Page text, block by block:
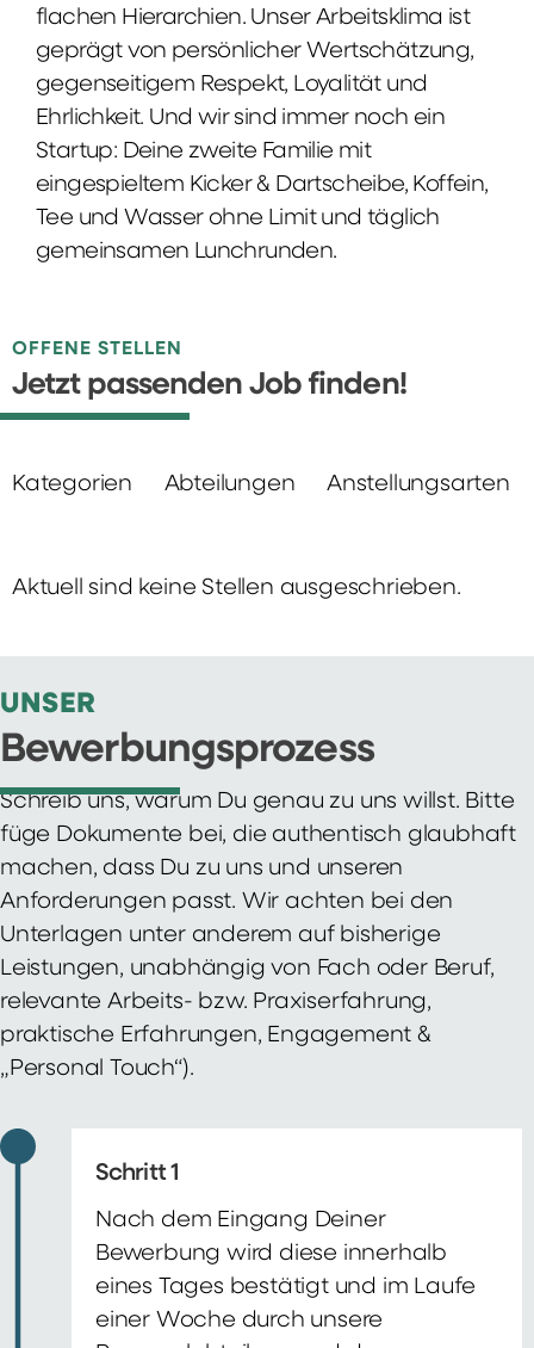
flachen Hierarchien. Unser Arbeitsklima ist
geprägt von persönlicher Wertschätzung,
gegenseitigem Respekt, Loyalität und
Ehrlichkeit. Und wir sind immer noch ein
Startup: Deine zweite Familie mit
eingespieltem Kicker & Dartscheibe, Koffein,
Tee und Wasser ohne Limit und täglich
gemeinsamen Lunchrunden.
OFFENE STELLEN
Jetzt passenden Job finden!
Kategorien Abteilungen Anstellungsarten
Aktuell sind keine Stellen ausgeschrieben.
UNSER
Bewerbungsprozess
Schreib uns, warum Du genau zu uns willst. Bitte
füge Dokumente bei, die authentisch glaubhaft
machen, dass Du zu uns und unseren
Anforderungen passt. Wir achten bei den
Unterlagen unter anderem auf bisherige
Leistungen, unabhängig von Fach oder Beruf,
relevante Arbeits- bzw. Praxiserfahrung,
praktische Erfahrungen, Engagement &
„Personal Touch“).
Schritt 1
Nach dem Eingang Deiner
Bewerbung wird diese innerhalb
eines Tages bestätigt und im Laufe
einer Woche durch unsere